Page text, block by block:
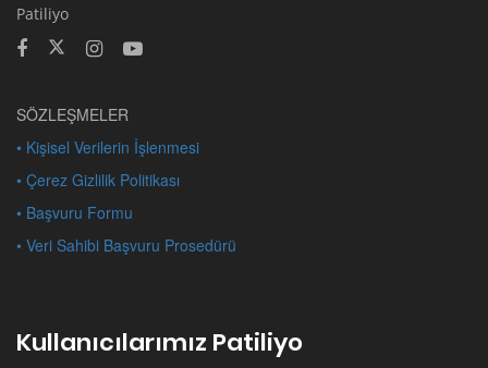
Patiliyo
SÖZLEŞMELER
• Kişisel Verilerin İşlenmesi
• Çerez Gizlilik Politikası
• Başvuru Formu
• Veri Sahibi Başvuru Prosedürü
Kullanıcılarımız Patiliyo